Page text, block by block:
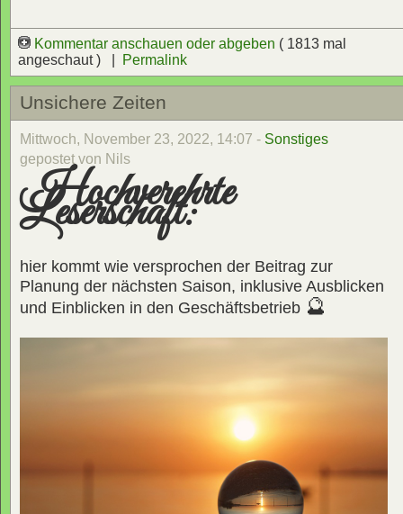
Kommentar anschauen oder abgeben ( 1813 mal
angeschaut ) |
Permalink
Unsichere Zeiten
Mittwoch, November 23, 2022, 14:07 - Sonstiges
gepostet von Nils
Hochverehrte
Leserschaft:
hier kommt wie versprochen der Beitrag zur
Planung der nächsten Saison, inklusive Ausblicken
und Einblicken in den Geschäftsbetrieb 🔮